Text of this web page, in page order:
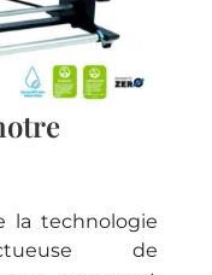
la technologie
de